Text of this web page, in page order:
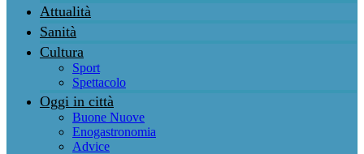
Attualità
Sanità
Cultura
Sport
Spettacolo
Oggi in città
Buone Nuove
Enogastronomia
Advice